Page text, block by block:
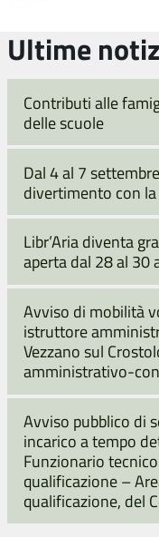
Ultime
Contributi alle
delle scuole
Dal 4 al 7
divertimento con la
Libr’Aria diventa
aperta dal 28 al 30
Avviso di mobilità
istruttore
Vezzano sul
amministrativo-
Avviso pubblico di
incarico a tempo
Funzionario
qualificazione –
qualificazione, del